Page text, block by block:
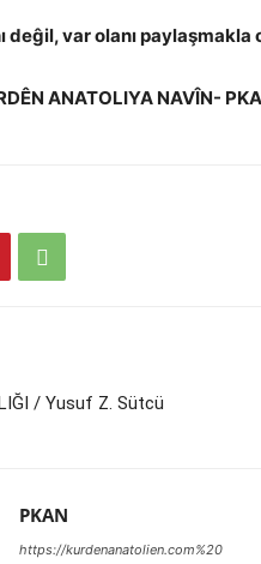
deĝil, var olanı paylaşmakla
ANATOLIYA NAVÎN-
/ Yusuf Z. Sütcü
PKAN
https://kurdenanatolien.com%20